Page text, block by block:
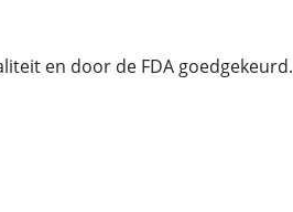
en door de FDA goedgekeurd.